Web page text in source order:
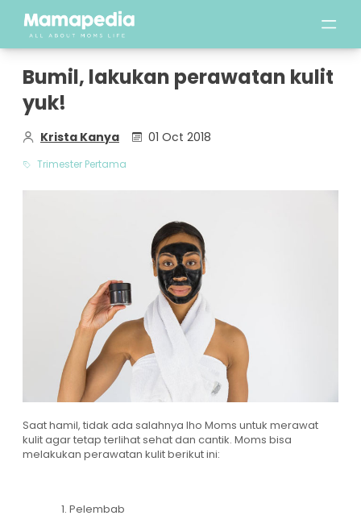
Bumil, lakukan perawatan kulit
yuk!
Krista Kanya 01 Oct 2018
Trimester Pertama
Saat hamil, tidak ada salahnya lho Moms untuk merawat
kulit agar tetap terlihat sehat dan cantik. Moms bisa
melakukan perawatan kulit berikut ini:
1. Pelembab